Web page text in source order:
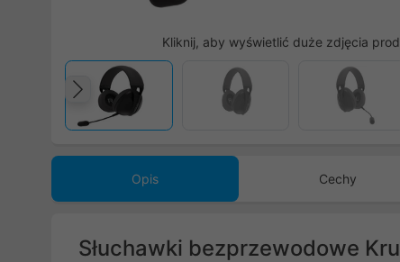
Kliknij, aby wyświetlić duże zdjęcia
Poprzedni
Opis Cechy
Słuchawki bezprzewodowe